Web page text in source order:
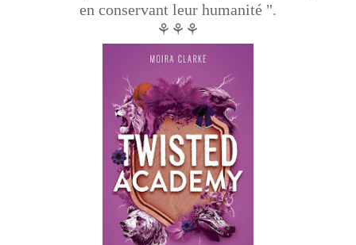
en conservant leur humanité ".
⚘⚘⚘